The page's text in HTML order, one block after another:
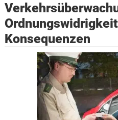
Konsequenzen